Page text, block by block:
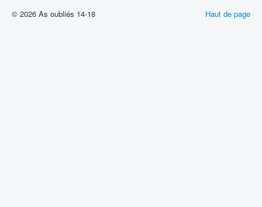
Haut de page
© 2026 As oubliés 14-18